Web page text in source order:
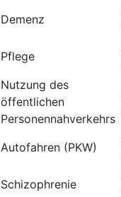
Demenz
Pflege
Nutzung des
öffentlichen
Personennahverkehrs
Autofahren (PKW)
Schizophrenie